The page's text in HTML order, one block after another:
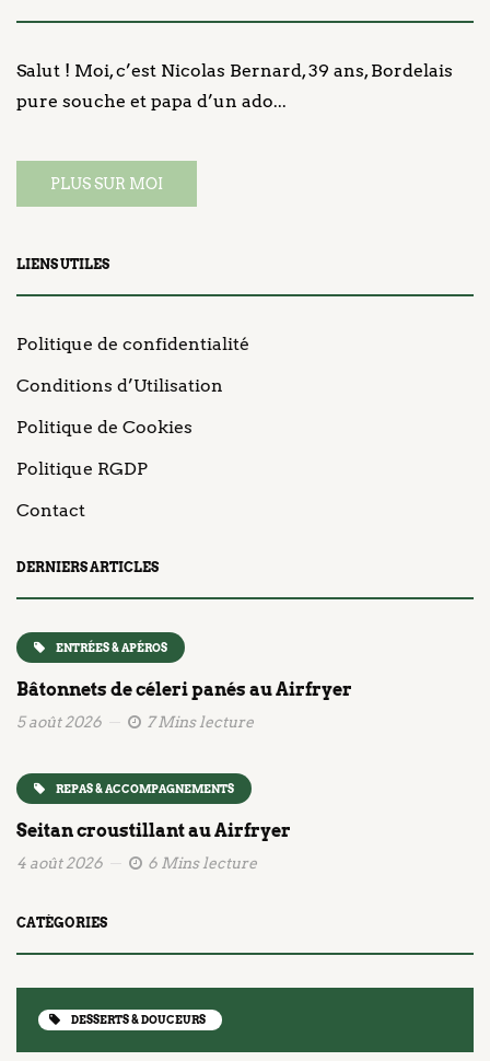
Salut ! Moi, c’est Nicolas Bernard, 39 ans, Bordelais
pure souche et papa d’un ado...
PLUS SUR MOI
LIENS UTILES
Politique de confidentialité
Conditions d’Utilisation
Politique de Cookies
Politique RGDP
Contact
DERNIERS ARTICLES
ENTRÉES & APÉROS
Bâtonnets de céleri panés au Airfryer
5 août 2026 7 Mins lecture
REPAS & ACCOMPAGNEMENTS
Seitan croustillant au Airfryer
4 août 2026 6 Mins lecture
CATÉGORIES
DESSERTS & DOUCEURS